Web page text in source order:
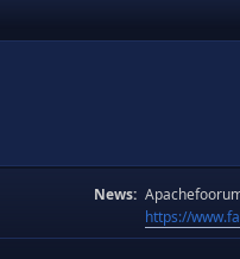
News:
https://